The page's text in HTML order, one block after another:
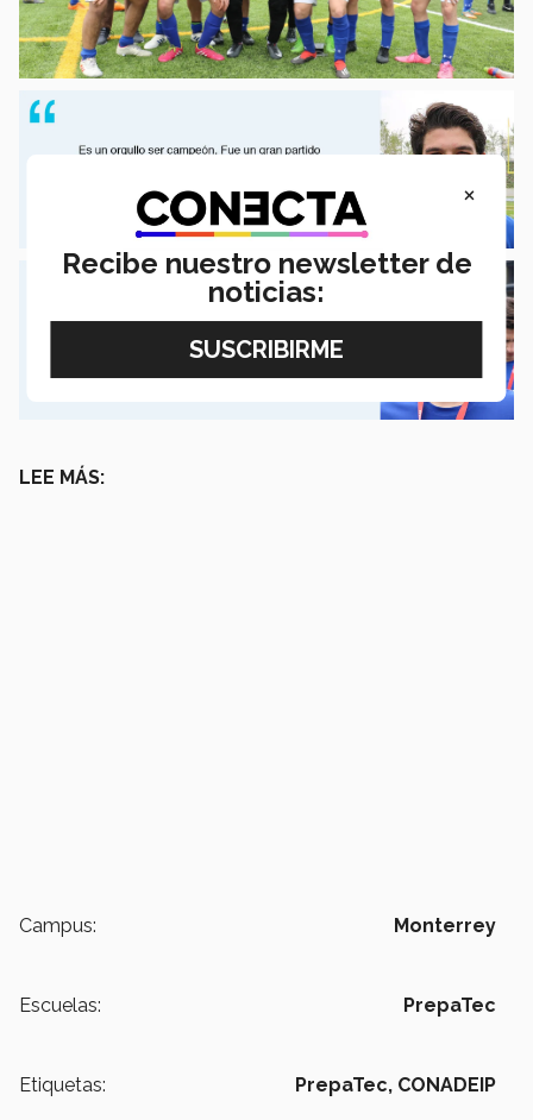
LEE MÁS:
Campus: Monterrey
Escuelas: PrepaTec
Etiquetas: PrepaTec, CONADEIP
×
Recibe nuestro newsletter de
noticias: